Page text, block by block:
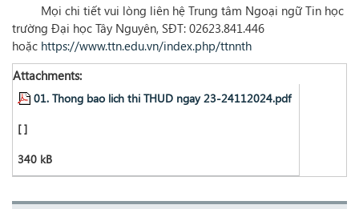
Mọi chi tiết vui lòng liên hệ Trung tâm Ngoại ngữ Tin học
trường Đại học Tây Nguyên, SĐT: 02623.841.446
hoặc https://www.ttn.edu.vn/index.php/ttnnth
Attachments:
01. Thong bao lich thi THUD ngay 23-24112024.pdf
[ ]
340 kB